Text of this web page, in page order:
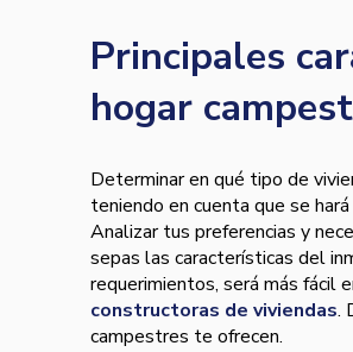
Principales
hogar
Determinar en qué tipo de
teniendo en cuenta que se
Analizar tus preferencias y
sepas las características del
requerimientos, será más fácil
constructoras de viviendas.
campestres te ofrecen.